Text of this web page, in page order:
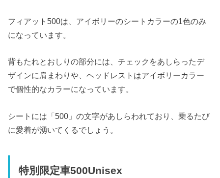
フィアット500は、アイボリーのシートカラーの1色のみ
になっています。
背もたれとおしりの部分には、チェックをあしらったデ
ザインに肩まわりや、ヘッドレストはアイボリーカラー
で個性的なカラーになっています。
シートには「500」の文字があしらわれており、乗るたび
に愛着が湧いてくるでしょう。
特別限定車500Unisex